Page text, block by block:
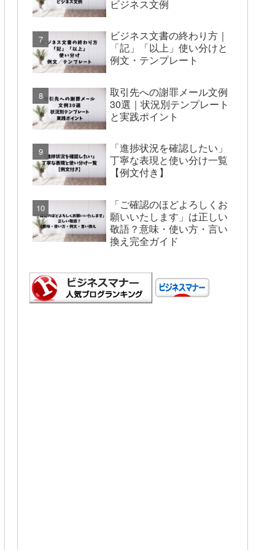
ビジネス文例
ビジネス文書の終わり方｜
「記」「以上」使い分けと
例文・テンプレート
取引先への謝罪メール文例
30選｜状況別テンプレート
と実践ポイント
「進捗状況を確認したい」
丁寧な表現と使い分け一覧
【例文付き】
「ご確認のほどよろしくお
願いいたします」は正しい
敬語？意味・使い方・言い
換え完全ガイド